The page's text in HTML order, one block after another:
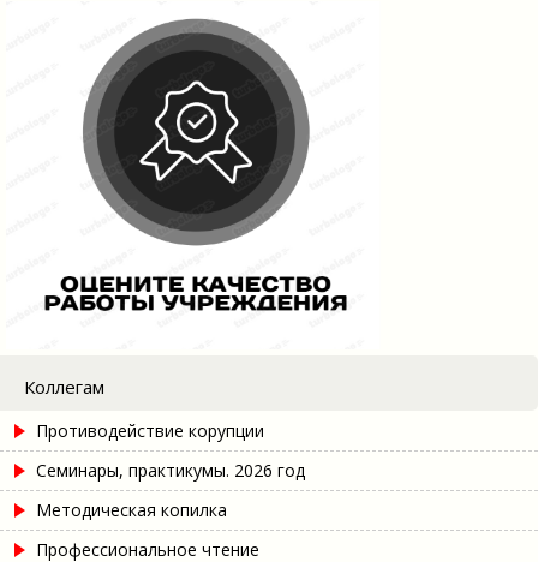
Коллегам
Противодействие корупции
Семинары, практикумы. 2026 год
Методическая копилка
Профессиональное чтение